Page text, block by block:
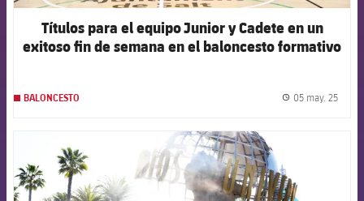
Títulos para el equipo Junior y Cadete en un
exitoso fin de semana en el baloncesto formativo
BALONCESTO 05 may. 25
FCB Barcelona badge